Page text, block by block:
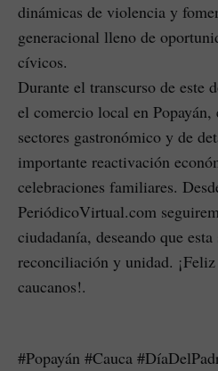
dinámicas de violencia y
generacional lleno de
cívicos.
Durante el transcurso de este
el comercio local en Popayán,
sectores gastronómico y de
importante reactivación
celebraciones familiares.
PeriódicoVirtual.com
ciudadanía, deseando que
reconciliación y unidad.
caucanos!.
#Popayán #Cauca